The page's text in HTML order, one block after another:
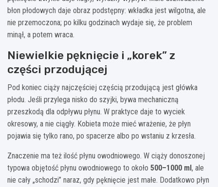
błon płodowych daje obraz podstępny: wkładka jest wilgotna, ale
nie przemoczona; po kilku godzinach wydaje się, że problem
minął, a potem wraca.
Niewielkie pęknięcie i „korek” z
części przodującej
Pod koniec ciąży najczęściej częścią przodującą jest główka
płodu. Jeśli przylega nisko do szyjki, bywa mechaniczną
przeszkodą dla odpływu płynu. W praktyce daje to wyciek
okresowy, a nie ciągły. Kobieta może mieć wrażenie, że płyn
pojawia się tylko rano, po spacerze albo po wstaniu z krzesła.
Znaczenie ma też ilość płynu owodniowego. W ciąży donoszonej
typowa objętość płynu owodniowego to około 500–1000 ml, ale
nie cały „schodzi” naraz, gdy pęknięcie jest małe. Dodatkowo płyn